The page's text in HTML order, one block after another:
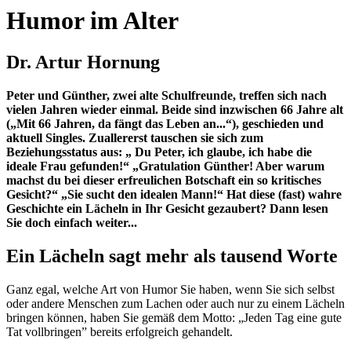
Humor im Alter
Dr. Artur Hornung
Peter und Günther, zwei alte Schulfreunde, treffen sich nach
vielen Jahren wieder einmal. Beide sind inzwischen 66 Jahre alt
(„Mit 66 Jahren, da fängt das Leben an...“), geschieden und
aktuell Singles. Zuallererst tauschen sie sich zum
Beziehungsstatus aus: „ Du Peter, ich glaube, ich habe die
ideale Frau gefunden!“ „Gratulation Günther! Aber warum
machst du bei dieser erfreulichen Botschaft ein so kritisches
Gesicht?“ „Sie sucht den idealen Mann!“ Hat diese (fast) wahre
Geschichte ein Lächeln in Ihr Gesicht gezaubert? Dann lesen
Sie doch einfach weiter...
Ein Lächeln sagt mehr als tausend Worte
Ganz egal, welche Art von Humor Sie haben, wenn Sie sich selbst
oder andere Menschen zum Lachen oder auch nur zu einem Lächeln
bringen können, haben Sie gemäß dem Motto: „Jeden Tag eine gute
Tat vollbringen” bereits erfolgreich gehandelt.